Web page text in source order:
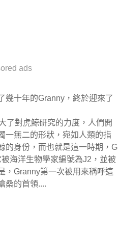
ads
幾十年的Granny，終於迎來了
了對虎鯨研究的力度，人們開
一無二的形狀，宛如人類的指
的身份，而也就是這一時期，G
海洋生物學家編號為J2，並被
，Granny第一次被用來稱呼這
桑的首領....